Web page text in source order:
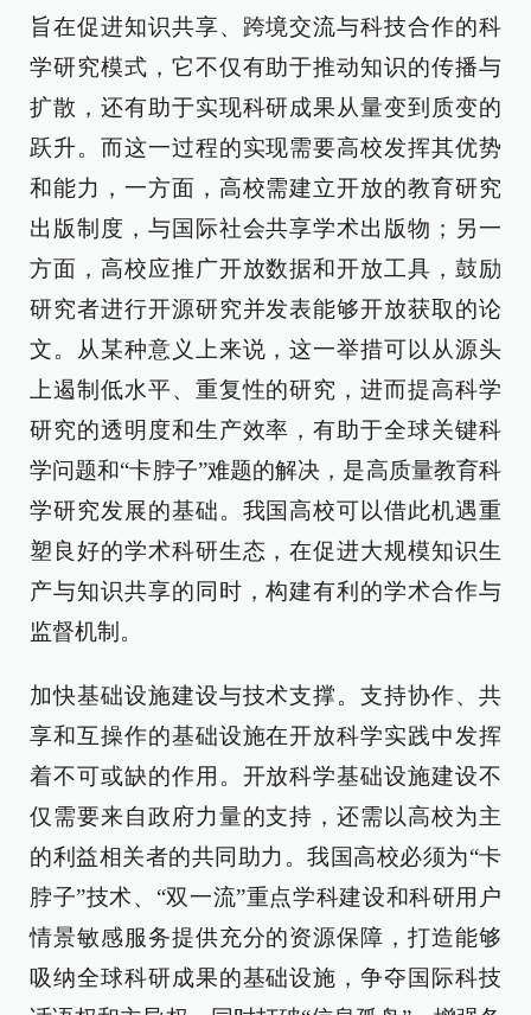
旨在促进知识共享、跨境交流与科技合作的科
学研究模式，它不仅有助于推动知识的传播与
扩散，还有助于实现科研成果从量变到质变的
跃升。而这一过程的实现需要高校发挥其优势
和能力，一方面，高校需建立开放的教育研究
出版制度，与国际社会共享学术出版物；另一
方面，高校应推广开放数据和开放工具，鼓励
研究者进行开源研究并发表能够开放获取的论
文。从某种意义上来说，这一举措可以从源头
上遏制低水平、重复性的研究，进而提高科学
研究的透明度和生产效率，有助于全球关键科
学问题和“卡脖子”难题的解决，是高质量教育科
学研究发展的基础。我国高校可以借此机遇重
塑良好的学术科研生态，在促进大规模知识生
产与知识共享的同时，构建有利的学术合作与
监督机制。
加快基础设施建设与技术支撑。支持协作、共
享和互操作的基础设施在开放科学实践中发挥
着不可或缺的作用。开放科学基础设施建设不
仅需要来自政府力量的支持，还需以高校为主
的利益相关者的共同助力。我国高校必须为“卡
脖子”技术、“双一流”重点学科建设和科研用户
情景敏感服务提供充分的资源保障，打造能够
吸纳全球科研成果的基础设施，争夺国际科技